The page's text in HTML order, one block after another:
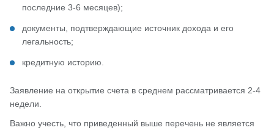
последние 3-6 месяцев);
документы, подтверждающие источник дохода и его
легальность;
кредитную историю.
Заявление на открытие счета в среднем рассматривается 2-4
недели.
Важно учесть, что приведенный выше перечень не является